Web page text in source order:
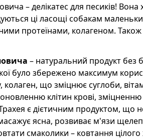
– делікатес для песиків!
ці ласощі собакам
протеїнами, колагеном.
– натуральний продукт без
було збережено максимум
колаген, що зміцнює суглоби,
клітин крові,
є дієтичним продуктом, що
ясна, розвиває м'язи
смаколики – ковтання